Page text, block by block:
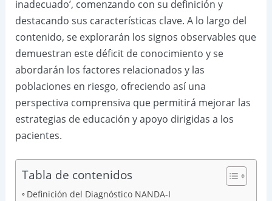
inadecuado’, comenzando con su definición y
destacando sus características clave. A lo largo del
contenido, se explorarán los signos observables que
demuestran este déficit de conocimiento y se
abordarán los factores relacionados y las
poblaciones en riesgo, ofreciendo así una
perspectiva comprensiva que permitirá mejorar las
estrategias de educación y apoyo dirigidas a los
pacientes.
Tabla de contenidos
Definición del Diagnóstico NANDA-I